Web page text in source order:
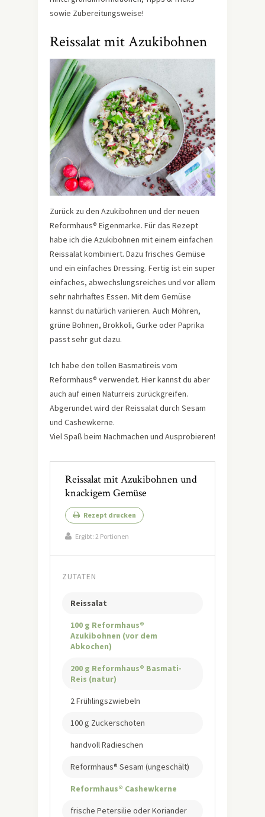
sowie Zubereitungsweise!
Reissalat mit Azukibohnen
Zurück zu den Azukibohnen und der neuen
Reformhaus® Eigenmarke. Für das Rezept
habe ich die Azukibohnen mit einem einfachen
Reissalat kombiniert. Dazu frisches Gemüse
und ein einfaches Dressing. Fertig ist ein super
einfaches, abwechslungsreiches und vor allem
sehr nahrhaftes Essen. Mit dem Gemüse
kannst du natürlich variieren. Auch Möhren,
grüne Bohnen, Brokkoli, Gurke oder Paprika
passt sehr gut dazu.
Ich habe den tollen Basmatireis vom
Reformhaus® verwendet. Hier kannst du aber
auch auf einen Naturreis zurückgreifen.
Abgerundet wird der Reissalat durch Sesam
und Cashewkerne.
Viel Spaß beim Nachmachen und Ausprobieren!
Reissalat mit Azukibohnen und
knackigem Gemüse
Rezept drucken
Ergibt: 2 Portionen
ZUTATEN
Reissalat
100 g Reformhaus®
Azukibohnen (vor dem
Abkochen)
200 g Reformhaus® Basmati-
Reis (natur)
2 Frühlingszwiebeln
100 g Zuckerschoten
handvoll Radieschen
Reformhaus® Sesam (ungeschält)
Reformhaus® Cashewkerne
frische Petersilie oder Koriander